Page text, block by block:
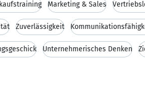
Marketing & Sales
Zuverlässigkeit
Unternehmerisches Denken